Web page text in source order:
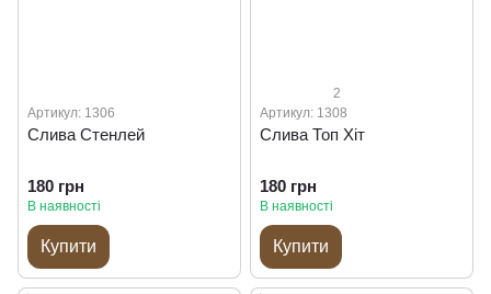
Артикул: 1306
Слива Стенлей
180 грн
В наявності
Купити
2
Артикул: 1308
Слива Топ Хіт
180 грн
В наявності
Купити